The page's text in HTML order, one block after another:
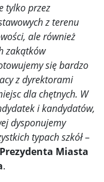
tylko przez
z terenu
ale również
zakątków
się bardzo
z dyrektorami
dla chętnych. W
i kandydatów,
dysponujemy
typach szkół–
Miasta
.